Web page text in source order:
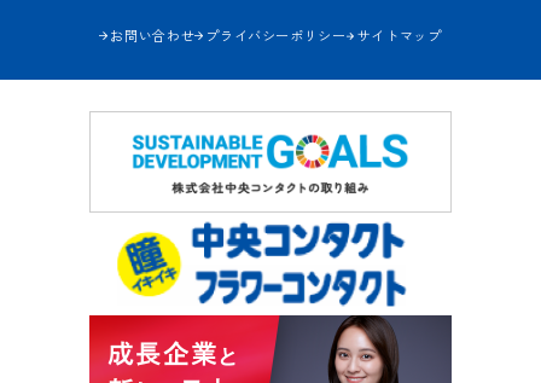
お問い合わせ プライバシーポリシー サイトマップ